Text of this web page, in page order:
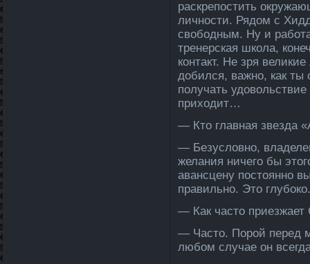
раскрепостить
личности. Рядом с
свободным. Ну и
тренерская школа,
контакт. Не зря
добился, важно, как
получать
приходит…
— Кто главная звезда­
— Безусловно,
желания ничего бы
авансцену постоянно
правильно. Это глубоко.
— Как часто
— Часто. Порой перед
любом случае он